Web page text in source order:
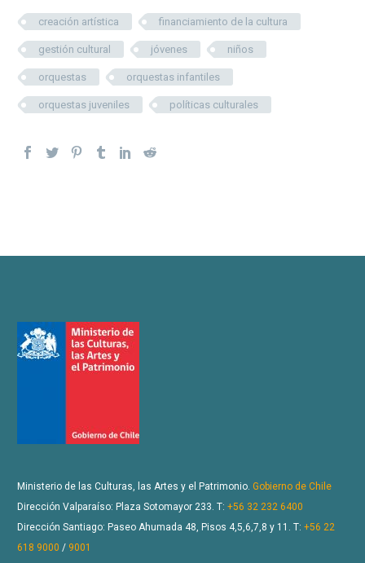
creación artística financiamiento de la cultura
gestión cultural jóvenes niños
orquestas orquestas infantiles
orquestas juveniles políticas culturales
Ministerio de las Culturas, las Artes y el Patrimonio. Gobierno de Chile
Dirección Valparaíso: Plaza Sotomayor 233. T: +56 32 232 6400
Dirección Santiago: Paseo Ahumada 48, Pisos 4,5,6,7,8 y 11. T: +56 22
618 9000 / 9001